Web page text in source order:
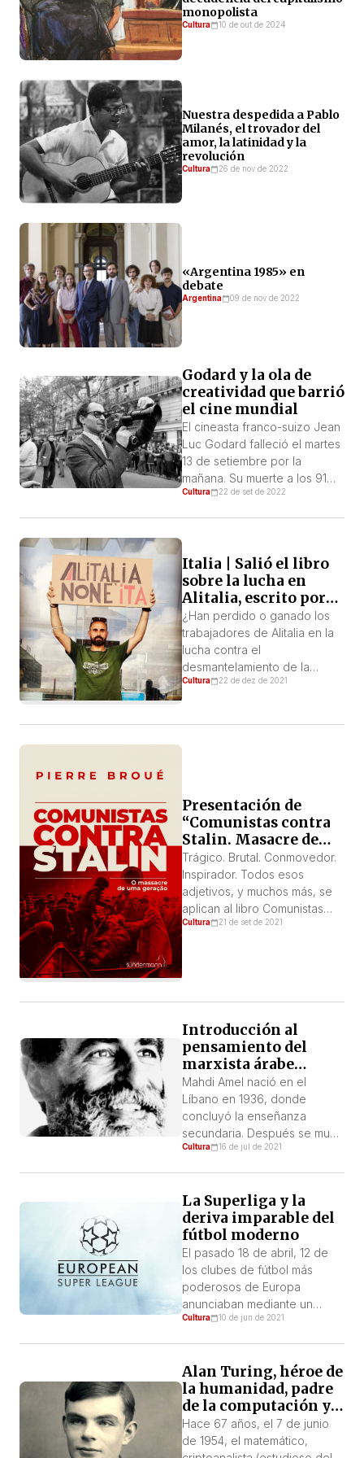
monopolista
Cultura 10 de out de 2024
Nuestra despedida a Pablo
Milanés, el trovador del
amor, la latinidad y la
revolución
Cultura 26 de nov de 2022
«Argentina 1985» en
debate
Argentina 09 de nov de 2022
Godard y la ola de
creatividad que barrió
el cine mundial
El cineasta franco-suizo Jean
Luc Godard falleció el martes
13 de setiembre por la
mañana. Su muerte a los 91
años fue, en gran medida,
optar por el suicidio asistido
(es decir, por inyección letal,
prescrita por un médico, y
legal en Suiza desde la […]
Cultura 22 de set de 2022
Italia | Salió el libro
sobre la lucha en
Alitalia, escrito por
uno de sus
protagonistas:
Daniele Cofani
¿Han perdido o ganado los
trabajadores de Alitalia en la
lucha contra el
desmantelamiento de la
empresa?
Cultura 22 de dez de 2021
Presentación de
“Comunistas contra
Stalin. Masacre de
una generación”: el
legado de una
generación heroica
Trágico. Brutal. Conmovedor.
Inspirador. Todos esos
adjetivos, y muchos más, se
aplican al libro Comunistas
contra Stalin. La masacre de
Cultura 21 de set de 2021
Introducción al
pensamiento del
marxista árabe
Mahdi Amel
Mahdi Amel nació en el
Líbano en 1936, donde
concluyó la enseñanza
secundaria. Después se mudó
a Francia, donde obtuvo el
período corto en Argelia tras
la victoria de la revolución
contra el colonialismo
francés, y conoció de cerca
la revolución de ese país.
Más tarde, […]
Cultura 16 de jul de 2021
La Superliga y la
deriva imparable del
fútbol moderno
El pasado 18 de abril, 12 de
los clubes de fútbol más
poderosos de Europa
anunciaban mediante un
comunicado lo que desde
la nueva “Superliga Europea”.
Cultura 10 de jun de 2021
Alan Turing, héroe de
la humanidad, padre
de la computación y
víctima de la crueldad
LGBTfóbica
Hace 67 años, el 7 de junio
de 1954, el matemático,